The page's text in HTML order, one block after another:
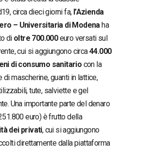
circa dieci giorni fa, l’Azienda
– Universitaria di Modenaha
di oltre 700.000euro versati sul
cui si aggiungono circa44.000
di consumo sanitario con la
di mascherine, guanti in lattice,
tute, salviette e gel
Una importante parte del denaro
euro) è frutto della
dei privati, cui si aggiungono
direttamente dalla piattaforma